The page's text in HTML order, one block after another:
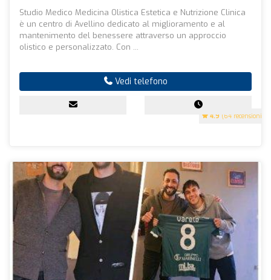
4.9 (64 recensioni)
Studio Medico Medicina Olistica Estetica e Nutrizione Clinica
è un centro di Avellino dedicato al miglioramento e al
mantenimento del benessere attraverso un approccio
olistico e personalizzato. Con ...
Vedi telefono